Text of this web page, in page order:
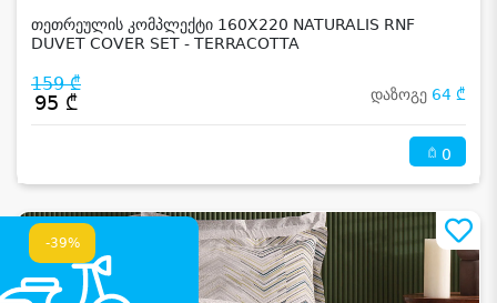
თეთრეულის კომპლექტი 160X220 NATURALIS RNF
DUVET COVER SET - TERRACOTTA
159 ₾
95 ₾ დაზოგე 64 ₾
0
-39%